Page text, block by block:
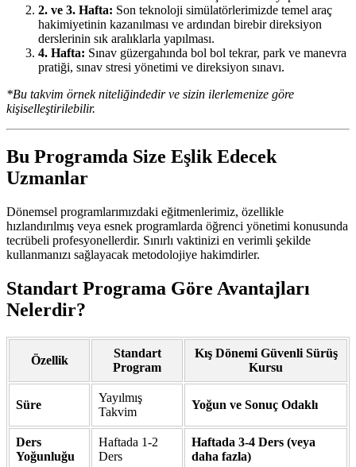
2. ve 3. Hafta: Son teknoloji simülatörlerimizde temel araç
hakimiyetinin kazanılması ve ardından birebir direksiyon
derslerinin sık aralıklarla yapılması.
4. Hafta: Sınav güzergahında bol bol tekrar, park ve manevra
pratiği, sınav stresi yönetimi ve direksiyon sınavı.
*Bu takvim örnek niteliğindedir ve sizin ilerlemenize göre
kişiselleştirilebilir.
Bu Programda Size Eşlik Edecek
Uzmanlar
Dönemsel programlarımızdaki eğitmenlerimiz, özellikle
hızlandırılmış veya esnek programlarda öğrenci yönetimi konusunda
tecrübeli profesyonellerdir. Sınırlı vaktinizi en verimli şekilde
kullanmanızı sağlayacak metodolojiye hakimdirler.
Standart Programa Göre Avantajları
Nelerdir?
Özellik
Standart
Program
Kış Dönemi Güvenli Sürüş
Kursu
Süre
Yayılmış
Takvim
Yoğun ve Sonuç Odaklı
Ders
Yoğunluğu
Haftada 1-2
Ders
Haftada 3-4 Ders (veya
daha fazla)